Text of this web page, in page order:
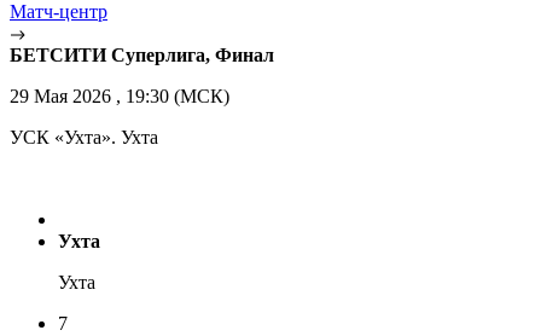
Матч-центр
БЕТСИТИ Суперлига, Финал
29 Мая 2026 , 19:30 (МСК)
УСК «Ухта». Ухта
Ухта
Ухта
7